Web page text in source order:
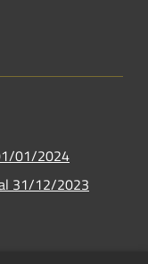
01/2024
31/12/2023